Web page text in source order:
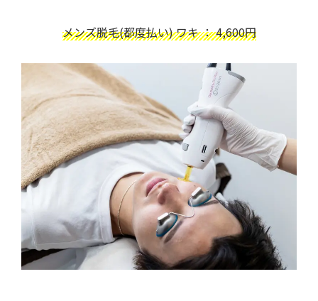
メンズ脱毛(都度払い) ワキ ： 4,600円